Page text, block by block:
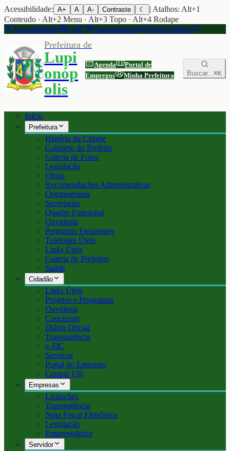
Acessibilidade: A+ A A- Contraste ☾
| Atalhos: Alt+1
Conteudo · Alt+2 Menu · Alt+3 Topo · Alt+4 Rodape
Acessibilidade
e-SIC Transparência Painel Público
Prefeitura de
Lupi
onóp
olis
Agenda
Portal de
Empregos
Minha Prefeitura Buscar...⌘K
Início
Prefeitura
História da Cidade
Gabinete do Prefeito
Galeria de Fotos
Legislação
Obras
Recomendações Administrativas
Organograma
Secretarias
Quadro Funcional
Ouvidoria
Perguntas Frequentes
Telefones Úteis
Links Úteis
Galeria de Prefeitos
Saúde
Cidadão
Links Úteis
Projetos e Programas
Ouvidoria
Concursos
Diário Oficial
Transparência
e-SIC
Serviços
Portal do Emprego
Central 156
Empresas
Licitações
Transparência
Nota Fiscal Eletrônica
Legislação
Empreendedor
Servidor